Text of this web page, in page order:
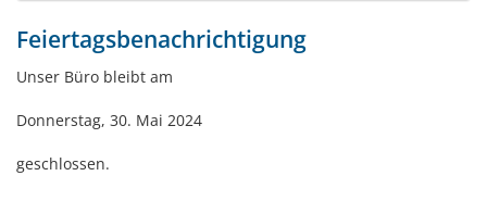
Feiertagsbenachrichtigung
Unser Büro bleibt am
Donnerstag, 30. Mai 2024
geschlossen.